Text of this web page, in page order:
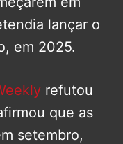
lançar o
em 2025.
refutou
que as
setembro,